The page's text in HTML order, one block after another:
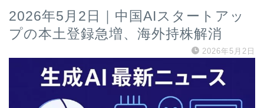
2026年5月2日｜中国AIスタートアッ
プの本土登録急増、海外持株解消
2026年5月2日